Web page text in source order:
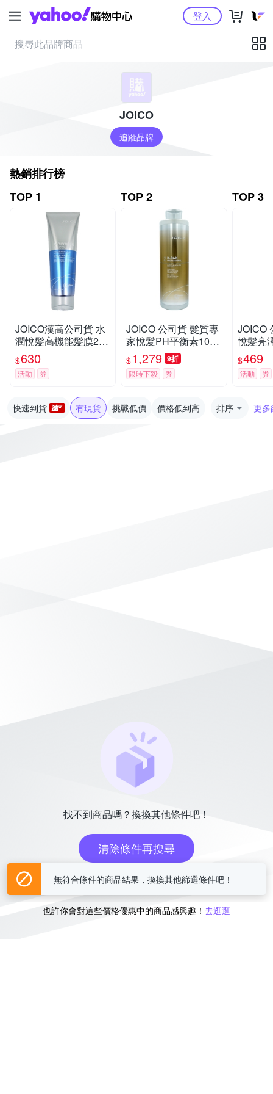
Yahoo購物中心登入
JOICO
追蹤品牌
熱銷排行榜
TOP 1
JOICO漢高公司貨 水
潤悅髮高機能髮膜250
ML(原水潤重建高機能
髮膜)
$630
活動 券
TOP 2
JOICO 公司貨 髮質專
家悅髪PH平衡素1000
ML 原 康髮平衡素 平
衡PH値
$1,279 9折
限時下殺 券
TOP 3
JOICO
悅髮亮
染後
$469
活動 券
快速到貨 有現貨 挑戰低價 價格低到高 排序 更多
找不到商品嗎？換換其他條件吧！
清除條件再搜尋
或
也許你會對這些價格優惠中的商品感興趣！ 去逛逛
無符合條件的商品結果，換換其他篩選條件吧！